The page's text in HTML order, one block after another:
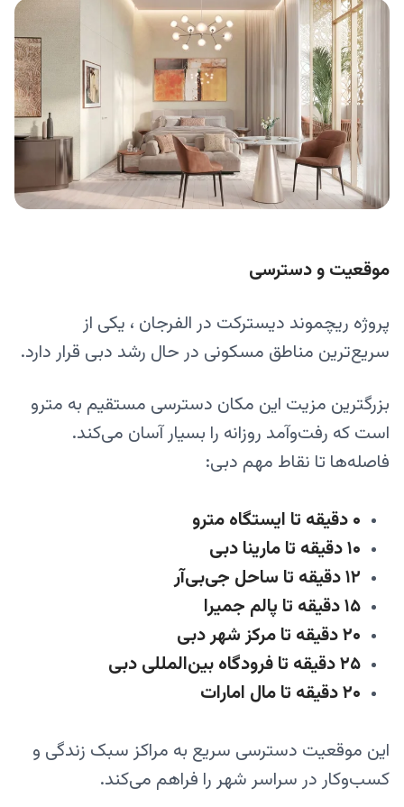
موقعیت و دسترسی
پروژه ریچموند دیسترکت در الفرجان ، یکی از
سریع‌ترین مناطق مسکونی در حال رشد دبی قرار دارد.
بزرگترین مزیت این مکان دسترسی مستقیم به مترو
است که رفت‌وآمد روزانه را بسیار آسان می‌کند.
فاصله‌ها تا نقاط مهم دبی:
۰ دقیقه تا ایستگاه مترو
۱۰ دقیقه تا مارینا دبی
۱۲ دقیقه تا ساحل جی‌بی‌آر
۱۵ دقیقه تا پالم جمیرا
۲۰ دقیقه تا مرکز شهر دبی
۲۵ دقیقه تا فرودگاه بین‌المللی دبی
۲۰ دقیقه تا مال امارات
این موقعیت دسترسی سریع به مراکز سبک زندگی و
کسب‌وکار در سراسر شهر را فراهم می‌کند.